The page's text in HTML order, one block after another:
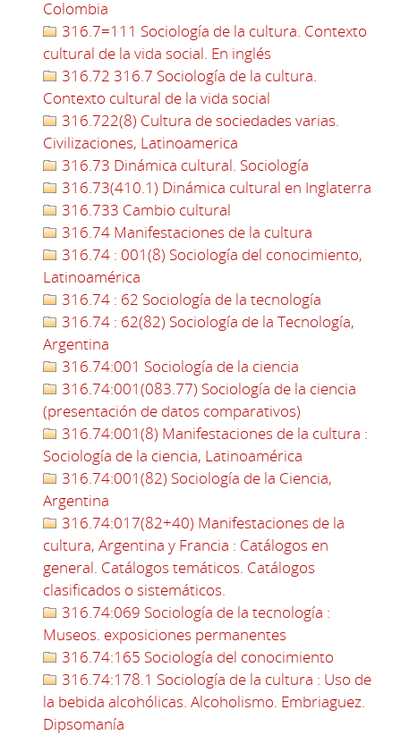
Colombia
316.7=111 Sociología de la cultura. Contexto
cultural de la vida social. En inglés
316.72 316.7 Sociología de la cultura.
Contexto cultural de la vida social
316.722(8) Cultura de sociedades varias.
Civilizaciones, Latinoamerica
316.73 Dinámica cultural. Sociología
316.73(410.1) Dinámica cultural en Inglaterra
316.733 Cambio cultural
316.74 Manifestaciones de la cultura
316.74 : 001(8) Sociología del conocimiento,
Latinoamérica
316.74 : 62 Sociología de la tecnología
316.74 : 62(82) Sociología de la Tecnología,
Argentina
316.74:001 Sociología de la ciencia
316.74:001(083.77) Sociología de la ciencia
(presentación de datos comparativos)
316.74:001(8) Manifestaciones de la cultura :
Sociología de la ciencia, Latinoamérica
316.74:001(82) Sociología de la Ciencia,
Argentina
316.74:017(82+40) Manifestaciones de la
cultura, Argentina y Francia : Catálogos en
general. Catálogos temáticos. Catálogos
clasificados o sistemáticos.
316.74:069 Sociología de la tecnología :
Museos. exposiciones permanentes
316.74:165 Sociología del conocimiento
316.74:178.1 Sociología de la cultura : Uso de
la bebida alcohólicas. Alcoholismo. Embriaguez.
Dipsomanía